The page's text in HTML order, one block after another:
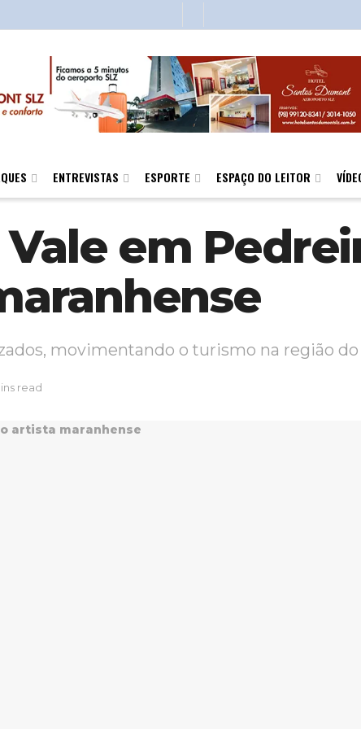
ENTREVISTAS ESPORTE ESPAÇO DO LEITOR
em
movimentando o turismo na região
read